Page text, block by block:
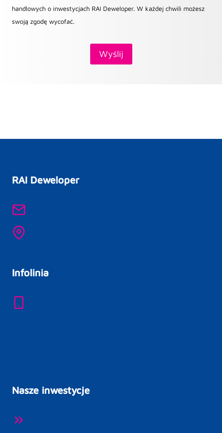
handlowych o inwestycjach RAI Deweloper. W każdej chwili możesz
swoją zgodę wycofać.
RAI Deweloper
Infolinia
Nasze inwestycje